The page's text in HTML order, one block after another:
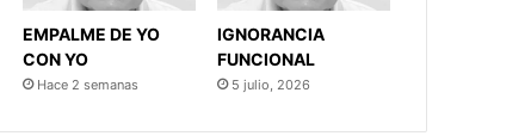
EMPALME DE YO
CON YO
Hace 2 semanas
IGNORANCIA
FUNCIONAL
5 julio, 2026